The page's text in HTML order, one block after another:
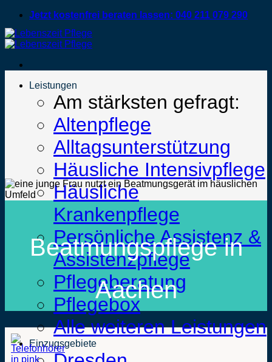
Zum
springen
Jetzt kostenfrei beraten lassen: 040 211 079 290
Leistungen
Am stärksten gefragt:
Altenpflege
Alltagsunterstützung
Häusliche Intensivpflege
Häusliche
Krankenpflege
Persönliche Assistenz &
Assistenzpflege
Pflegeberatung
Pflegebox
Alle weiteren Leistungen
Einzugsgebiete
Beatmungspflege in
Aachen